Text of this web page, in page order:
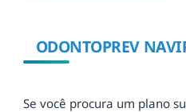
ODONTOPREV
Se você procura um plano